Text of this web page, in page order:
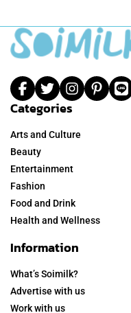
Categories
Arts and Culture
Beauty
Entertainment
Fashion
Food and Drink
Health and Wellness
Information
What’s Soimilk?
Advertise with us
Work with us